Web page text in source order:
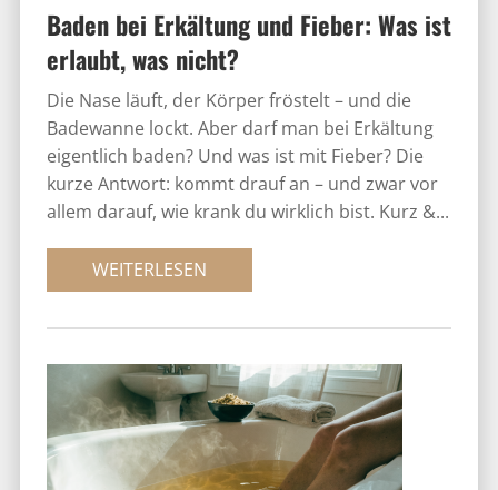
Baden bei Erkältung und Fieber: Was ist
erlaubt, was nicht?
Die Nase läuft, der Körper fröstelt – und die
Badewanne lockt. Aber darf man bei Erkältung
eigentlich baden? Und was ist mit Fieber? Die
kurze Antwort: kommt drauf an – und zwar vor
allem darauf, wie krank du wirklich bist. Kurz &...
WEITERLESEN